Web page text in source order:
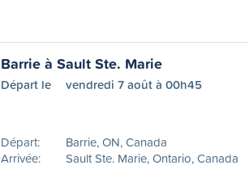
Barrie à Sault Ste. Marie
Départ le vendredi 7 août à 00h45
Départ:
Barrie, ON, Canada
Arrivée:
Sault Ste. Marie, Ontario, Canada